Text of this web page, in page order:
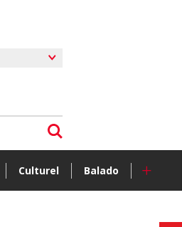
Culturel Balado +